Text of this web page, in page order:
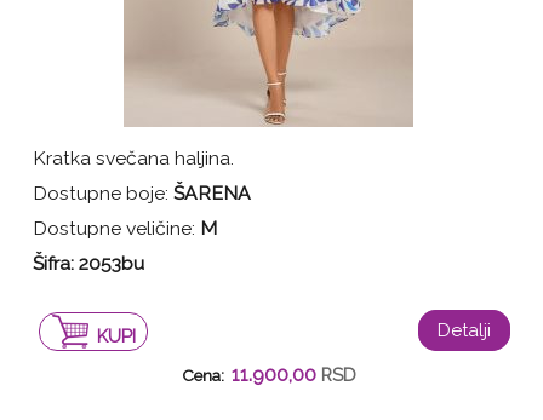
Kratka svečana haljina.
Dostupne boje:ŠARENA
Dostupne veličine: M
Šifra: 2053bu
KUPI Detalji
Cena: 11.900,00 RSD